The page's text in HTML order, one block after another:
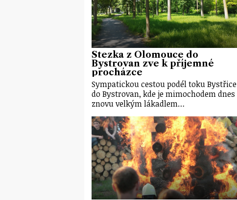
Stezka z Olomouce do
Bystrovan zve k příjemné
procházce
Sympatickou cestou podél toku Bystřice
do Bystrovan, kde je mimochodem dnes
znovu velkým lákadlem…